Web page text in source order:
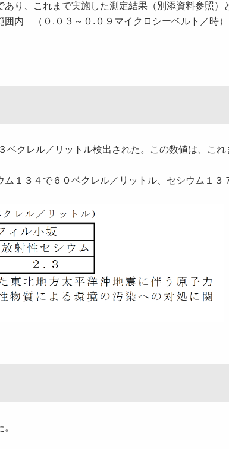
り、これまで実施した測定結果（別添資料参照）
内 （０.０３～０.０９マイクロシーベルト／時
クレル／リットル検出された。この数値は、これ
１３４で６０ベクレル／リットル、セシウム１３